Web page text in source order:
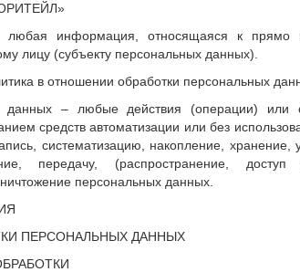
информация, относящаяся к прямо
лицу (субъекту персональных данных).
в отношении обработки персональных
данных – любые действия (операции) или
средств автоматизации или без
систематизацию, накопление, хранение,
передачу, (распространение, доступ
персональных данных.
ПЕРСОНАЛЬНЫХ ДАННЫХ